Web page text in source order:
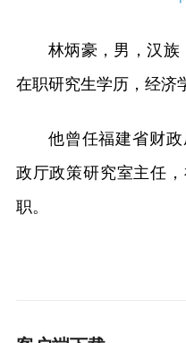
林炳豪，男，汉族
在职研究生学历，经济
他曾任福建省财
政厅政策研究室主任
职。